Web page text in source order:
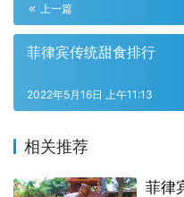
上一篇
菲律宾传统甜食排行
2022年5月16日 上午11:13
相关推荐
菲律